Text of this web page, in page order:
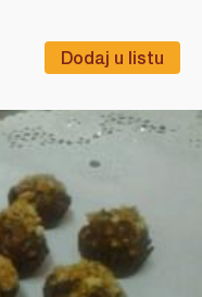
Dodaj u listu